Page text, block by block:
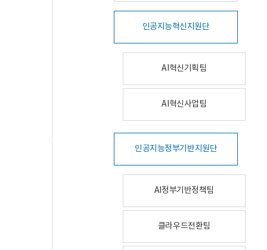
인공지능혁신지원단
AI혁신기획팀
AI혁신사업팀
인공지능정부기반지원단
AI정부기반정책팀
클라우드전환팀